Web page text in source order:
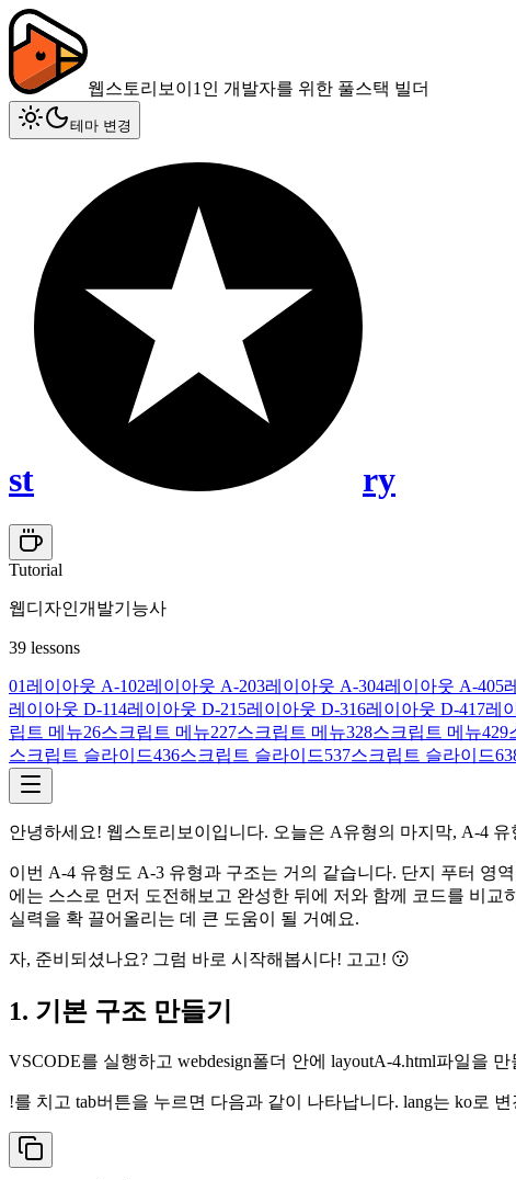
웹스토리보이 1인 개발자를 위한 풀스택 빌더
테마 변경
st ry
Tutorial
웹디자인개발기능사
39 lessons
01 레이아웃 A-102레이아웃 A-203레이아웃 A-304레이아웃 A-405
레이아웃 D-114레이아웃 D-215레이아웃 D-316레이아웃 D-417레
립트 메뉴26스크립트 메뉴227스크립트 메뉴328스크립트 메뉴429
스크립트 슬라이드436스크립트 슬라이드537스크립트 슬라이드6
안녕하세요! 웹스토리보이입니다. 오늘은 A유형의 마지막, A-4
이번 A-4 유형도 A-3 유형과 구조는 거의 같습니다. 단지 푸터 영
에는 스스로 먼저 도전해보고 완성한 뒤에 저와 함께 코드를 비교
실력을 확 끌어올리는 데 큰 도움이 될 거예요.
자, 준비되셨나요? 그럼 바로 시작해봅시다! 고고! 😗
1. 기본 구조 만들기
VSCODE를 실행하고 webdesign폴더 안에 layoutA-4.html파일을
!를 치고 tab버튼을 누르면 다음과 같이 나타납니다. lang는 ko로